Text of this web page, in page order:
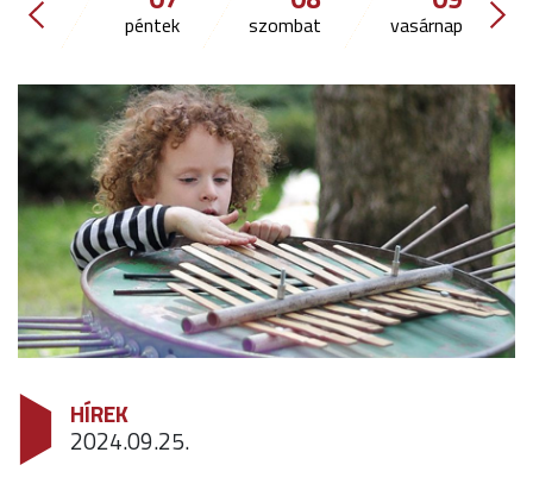
péntek szombat vasárnap
HÍREK
2024.09.25.